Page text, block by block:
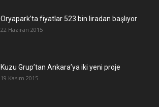
Oryapark’ta fiyatlar 523 bin liradan başlıyor
22 Haziran 2015
​Kuzu Grup’tan Ankara’ya iki yeni proje
19 Kasım 2015